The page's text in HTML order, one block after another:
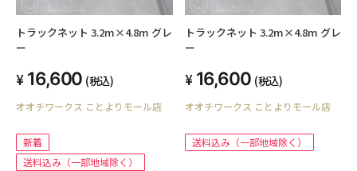
トラックネット 3.2m×4.8m グレ
ー
16,600 (税込)
オオチワークス ことよりモール店
新着
送料込み（一部地域除く）
トラックネット 3.2m×4.8m グレ
ー
16,600 (税込)
オオチワークス ことよりモール店
送料込み（一部地域除く）